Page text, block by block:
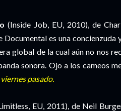
(Inside Job, EU, 2010), de
Documental es una
global de la cual aún no nos
sonora. Ojo a los cameos
pasado.
EU, 2011), de Neil